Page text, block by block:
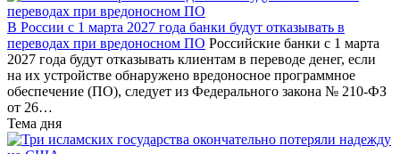
В России с 1 марта 2027 года банки будут отказывать в
переводах при вредоносном ПО Российские банки с 1 марта
2027 года будут отказывать клиентам в переводе денег, если
на их устройстве обнаружено вредоносное программное
обеспечение (ПО), следует из Федерального закона № 210-ФЗ
от 26…
Тема дня